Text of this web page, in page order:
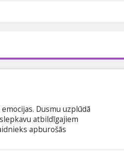
Dusmu uzplūdā
atbildīgajiem
apburošās